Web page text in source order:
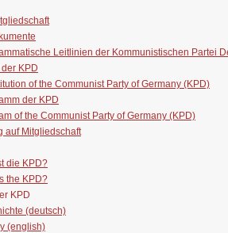
Leitlinien der Kommunistischen Partei
KPD
of the Communist Party of Germany (KPD)
der KPD
of the Communist Party of Germany (KPD)
auf Mitgliedschaft
die KPD?
the KPD?
KPD
(deutsch)
(english)